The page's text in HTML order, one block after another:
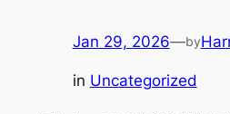
Jan 29, 2026—by
in Uncategorized